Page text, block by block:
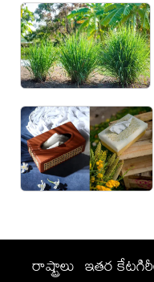
రాష్ట్రాలు ఇతర